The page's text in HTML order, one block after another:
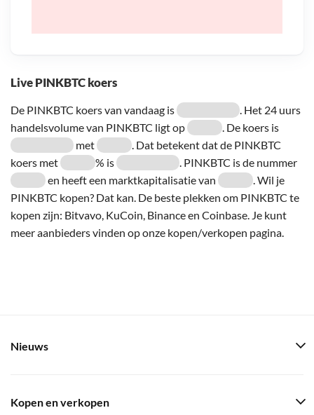
Live PINKBTC koers
De PINKBTC koers van vandaag is
. Het 24 uurs
handelsvolume van PINKBTC ligt op
. De koers is
met
. Dat betekent dat de PINKBTC
koers met
% is
. PINKBTC is de nummer
en heeft een marktkapitalisatie van
. Wil je
PINKBTC kopen? Dat kan. De beste plekken om PINKBTC te
kopen zijn: Bitvavo, KuCoin, Binance en Coinbase. Je kunt
meer aanbieders vinden op onze kopen/verkopen pagina.
Nieuws
Kopen en verkopen